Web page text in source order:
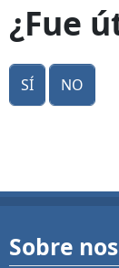
¿Fue
Sí No
Sobre